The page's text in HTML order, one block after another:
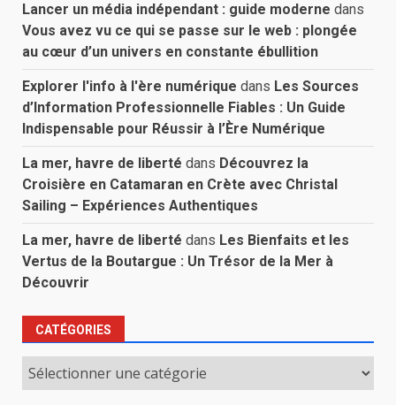
Lancer un média indépendant : guide moderne dans
Vous avez vu ce qui se passe sur le web : plongée
au cœur d’un univers en constante ébullition
Explorer l'info à l'ère numérique dans Les Sources
d’Information Professionnelle Fiables : Un Guide
Indispensable pour Réussir à l’Ère Numérique
La mer, havre de liberté dans Découvrez la
Croisière en Catamaran en Crète avec Christal
Sailing – Expériences Authentiques
La mer, havre de liberté dans Les Bienfaits et les
Vertus de la Boutargue : Un Trésor de la Mer à
Découvrir
CATÉGORIES
Catégories